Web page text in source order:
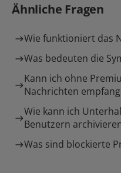
Ähnliche Fragen
Wie funktioniert das
Was bedeuten die
Kann ich ohne
Nachrichten
Wie kann ich
Benutzern
Was sind blockierte